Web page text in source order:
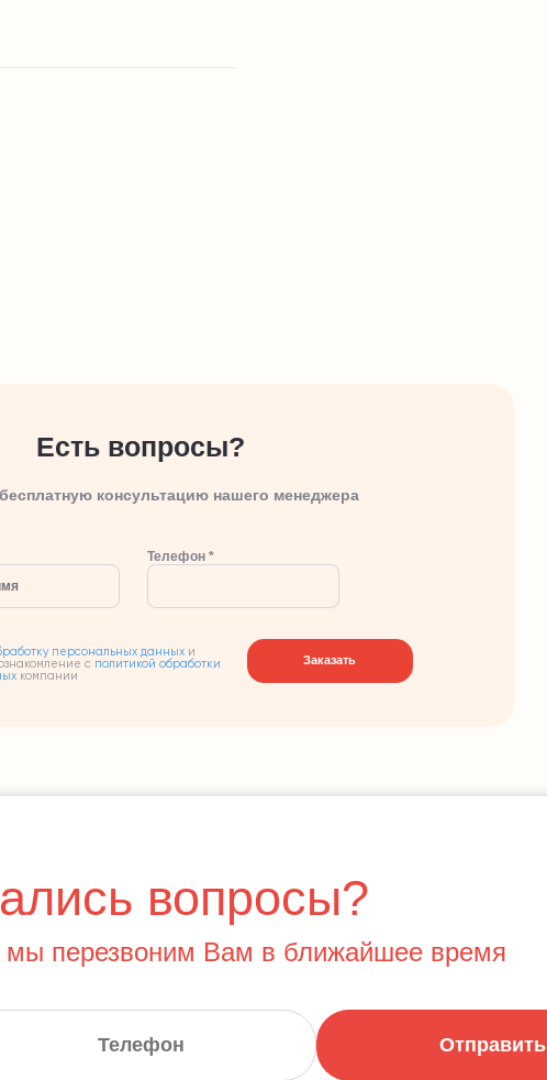
Есть вопросы?
консультацию нашего менеджера
Телефон *
персональных данных и
с политикой обработки
компании
Заказать
вопросы?
мы перезвоним Вам в ближайшее время
Отправить